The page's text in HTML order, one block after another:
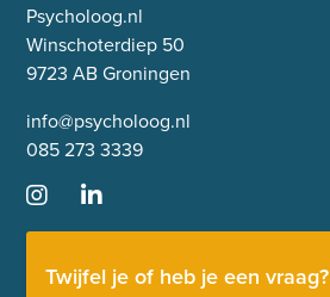
Psycholoog.nl
Winschoterdiep 50
9723 AB Groningen
info@psycholoog.nl
085 273 3339
Twijfel je of heb je een vraag?